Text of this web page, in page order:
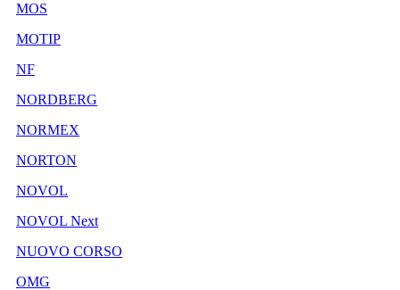
MOS
MOTIP
NF
NORDBERG
NORMEX
NORTON
NOVOL
NOVOL Next
NUOVO CORSO
OMG